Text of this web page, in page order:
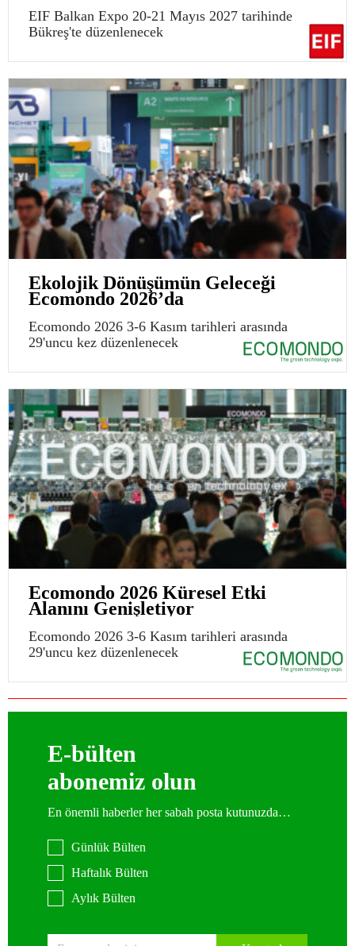
EIF Balkan Expo 20-21 Mayıs 2027 tarihinde
Bükreş'te düzenlenecek
Ekolojik Dönüşümün Geleceği
Ecomondo 2026’da
Ecomondo 2026 3-6 Kasım tarihleri arasında
29'uncu kez düzenlenecek
Ecomondo 2026 Küresel Etki
Alanını Genişletiyor
Ecomondo 2026 3-6 Kasım tarihleri arasında
29'uncu kez düzenlenecek
E-bülten
abonemiz olun
En önemli haberler her sabah posta kutunuzda…
Günlük Bülten
Haftalık Bülten
Aylık Bülten